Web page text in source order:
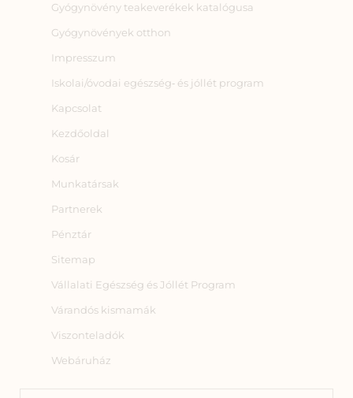
Gyógynövény teakeverékek katalógusa
Gyógynövények otthon
Impresszum
Iskolai/óvodai egészség‑ és jóllét program
Kapcsolat
Kezdőoldal
Kosár
Munkatársak
Partnerek
Pénztár
Sitemap
Vállalati Egészség és Jóllét Program
Várandós kismamák
Viszonteladók
Webáruház